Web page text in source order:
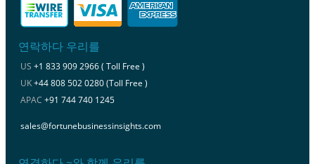
연락하다 우리를
US +1 833 909 2966 ( Toll Free )
UK+44 808 502 0280 (Toll Free )
APAC +91 744 740 1245
sales@fortunebusinessinsights.com